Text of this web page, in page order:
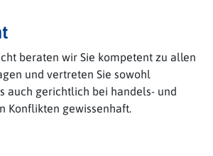
beraten wir Sie kompetent zu allen
und vertreten Sie sowohl
auch gerichtlich bei handels- und
Konflikten gewissenhaft.